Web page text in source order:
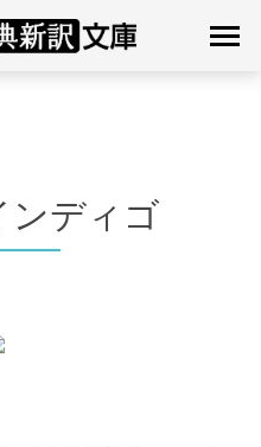
ンディゴ